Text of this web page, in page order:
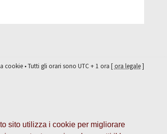
sito utilizza i cookie per migliorare
cookie• Tutti gli orari sono UTC + 1 ora [ora legale]